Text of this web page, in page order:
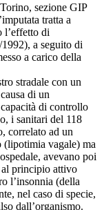
sezione GIP
tratta a
l’effetto di
a seguito di
a carico della
stradale con un
di un
di controllo
i sanitari del 118
correlato ad un
(lipotimia vagale) ma
avevano poi
al principio attivo
l’insonnia (della
nel caso di specie,
dall’organismo.